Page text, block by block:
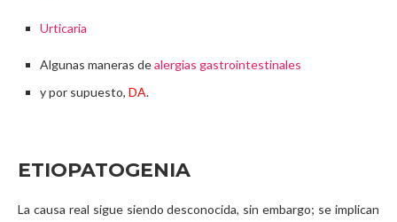
Urticaria
Algunas maneras dealergias gastrointestinales
y por supuesto, DA.
ETIOPATOGENIA
La causa real sigue siendo desconocida, sin embargo; se implican